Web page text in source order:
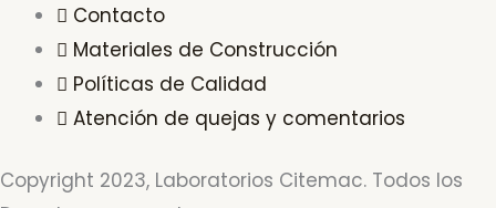
Contacto
Materiales de Construcción
Políticas de Calidad
Atención de quejas y comentarios
Copyright 2023, Laboratorios Citemac. Todos los